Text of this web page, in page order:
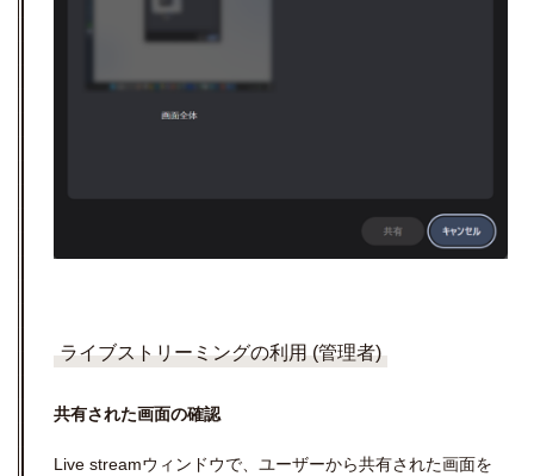
ライブストリーミングの利用 (管理者)
共有された画面の確認
Live streamウィンドウで、ユーザーから共有された画面を